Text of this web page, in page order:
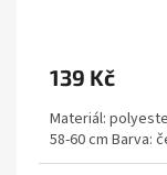
139 Kč
Materiál:
58-60 cm Barva: